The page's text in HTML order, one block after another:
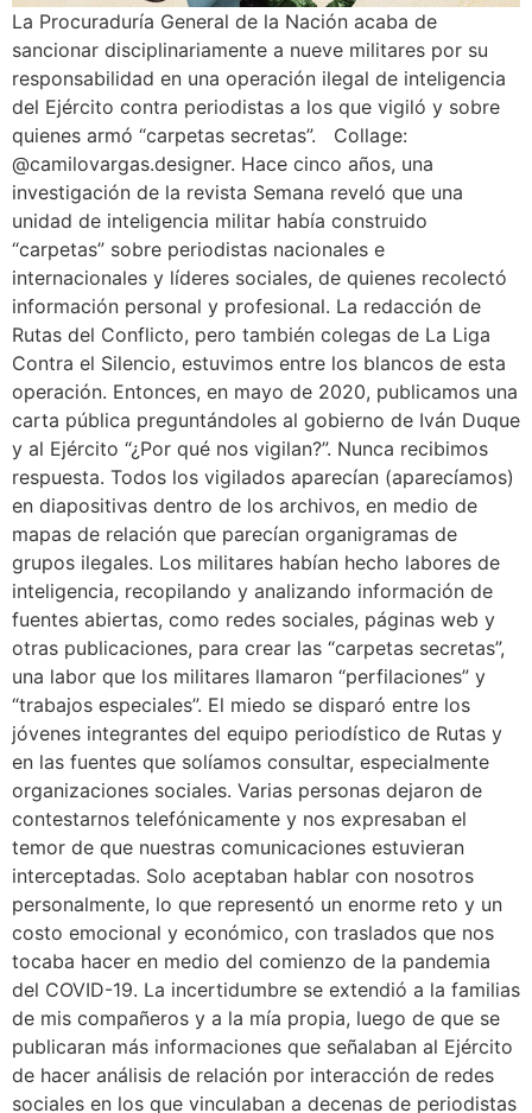
La Procuraduría General de la Nación acaba de
sancionar disciplinariamente a nueve militares por su
responsabilidad en una operación ilegal de inteligencia
del Ejército contra periodistas a los que vigiló y sobre
quienes armó “carpetas secretas”. Collage:
@camilovargas.designer. Hace cinco años, una
investigación de la revista Semana reveló que una
unidad de inteligencia militar había construido
“carpetas” sobre periodistas nacionales e
internacionales y líderes sociales, de quienes recolectó
información personal y profesional. La redacción de
Rutas del Conflicto, pero también colegas de La Liga
Contra el Silencio, estuvimos entre los blancos de esta
operación. Entonces, en mayo de 2020, publicamos una
carta pública preguntándoles al gobierno de Iván Duque
y al Ejército “¿Por qué nos vigilan?”. Nunca recibimos
respuesta. Todos los vigilados aparecían (aparecíamos)
en diapositivas dentro de los archivos, en medio de
mapas de relación que parecían organigramas de
grupos ilegales. Los militares habían hecho labores de
inteligencia, recopilando y analizando información de
fuentes abiertas, como redes sociales, páginas web y
otras publicaciones, para crear las “carpetas secretas”,
una labor que los militares llamaron “perfilaciones” y
“trabajos especiales”. El miedo se disparó entre los
jóvenes integrantes del equipo periodístico de Rutas y
en las fuentes que solíamos consultar, especialmente
organizaciones sociales. Varias personas dejaron de
contestarnos telefónicamente y nos expresaban el
temor de que nuestras comunicaciones estuvieran
interceptadas. Solo aceptaban hablar con nosotros
personalmente, lo que representó un enorme reto y un
costo emocional y económico, con traslados que nos
tocaba hacer en medio del comienzo de la pandemia
del COVID-19. La incertidumbre se extendió a la familias
de mis compañeros y a la mía propia, luego de que se
publicaran más informaciones que señalaban al Ejército
de hacer análisis de relación por interacción de redes
sociales en los que vinculaban a decenas de periodistas